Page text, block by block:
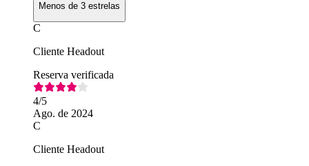
Menos de 3 estrelas
C
Cliente Headout
Reserva verificada
4/5
Ago. de 2024
C
Cliente Headout